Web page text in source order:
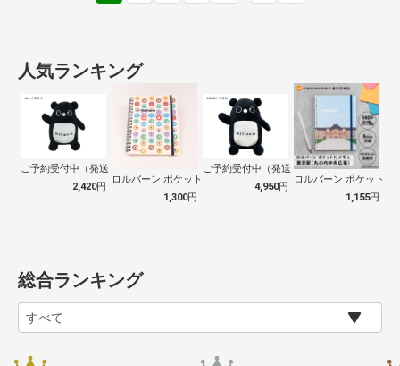
人気ランキング
ご予約受付中（発送は8月上旬頃予定）【数…
2,420円
ロルバーン ポケット付メモ L 東京メト…
1,300円
ご予約受付中（発送は8月上旬頃予定）【送…
4,950円
ロルバーン ポケット
1,155円
総合ランキング